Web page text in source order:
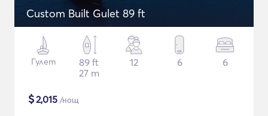
Custom Built Gulet 89 ft
Гулет
89 ft
27 m
12 6 6
$2,015 /нощ